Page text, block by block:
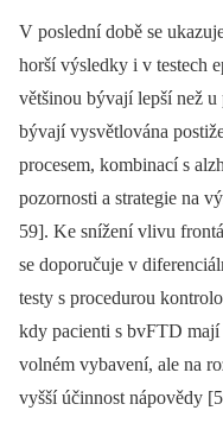
V poslední době se
horší výsledky i v testech
většinou bývají lepší než
bývají vysvětlována
procesem, kombinací s
pozornosti a strategie na
59]. Ke snížení vlivu
se doporučuje v
testy s procedurou
kdy pacienti s bvFTD
volném vybavení, ale na
vyšší účinnost nápovědy